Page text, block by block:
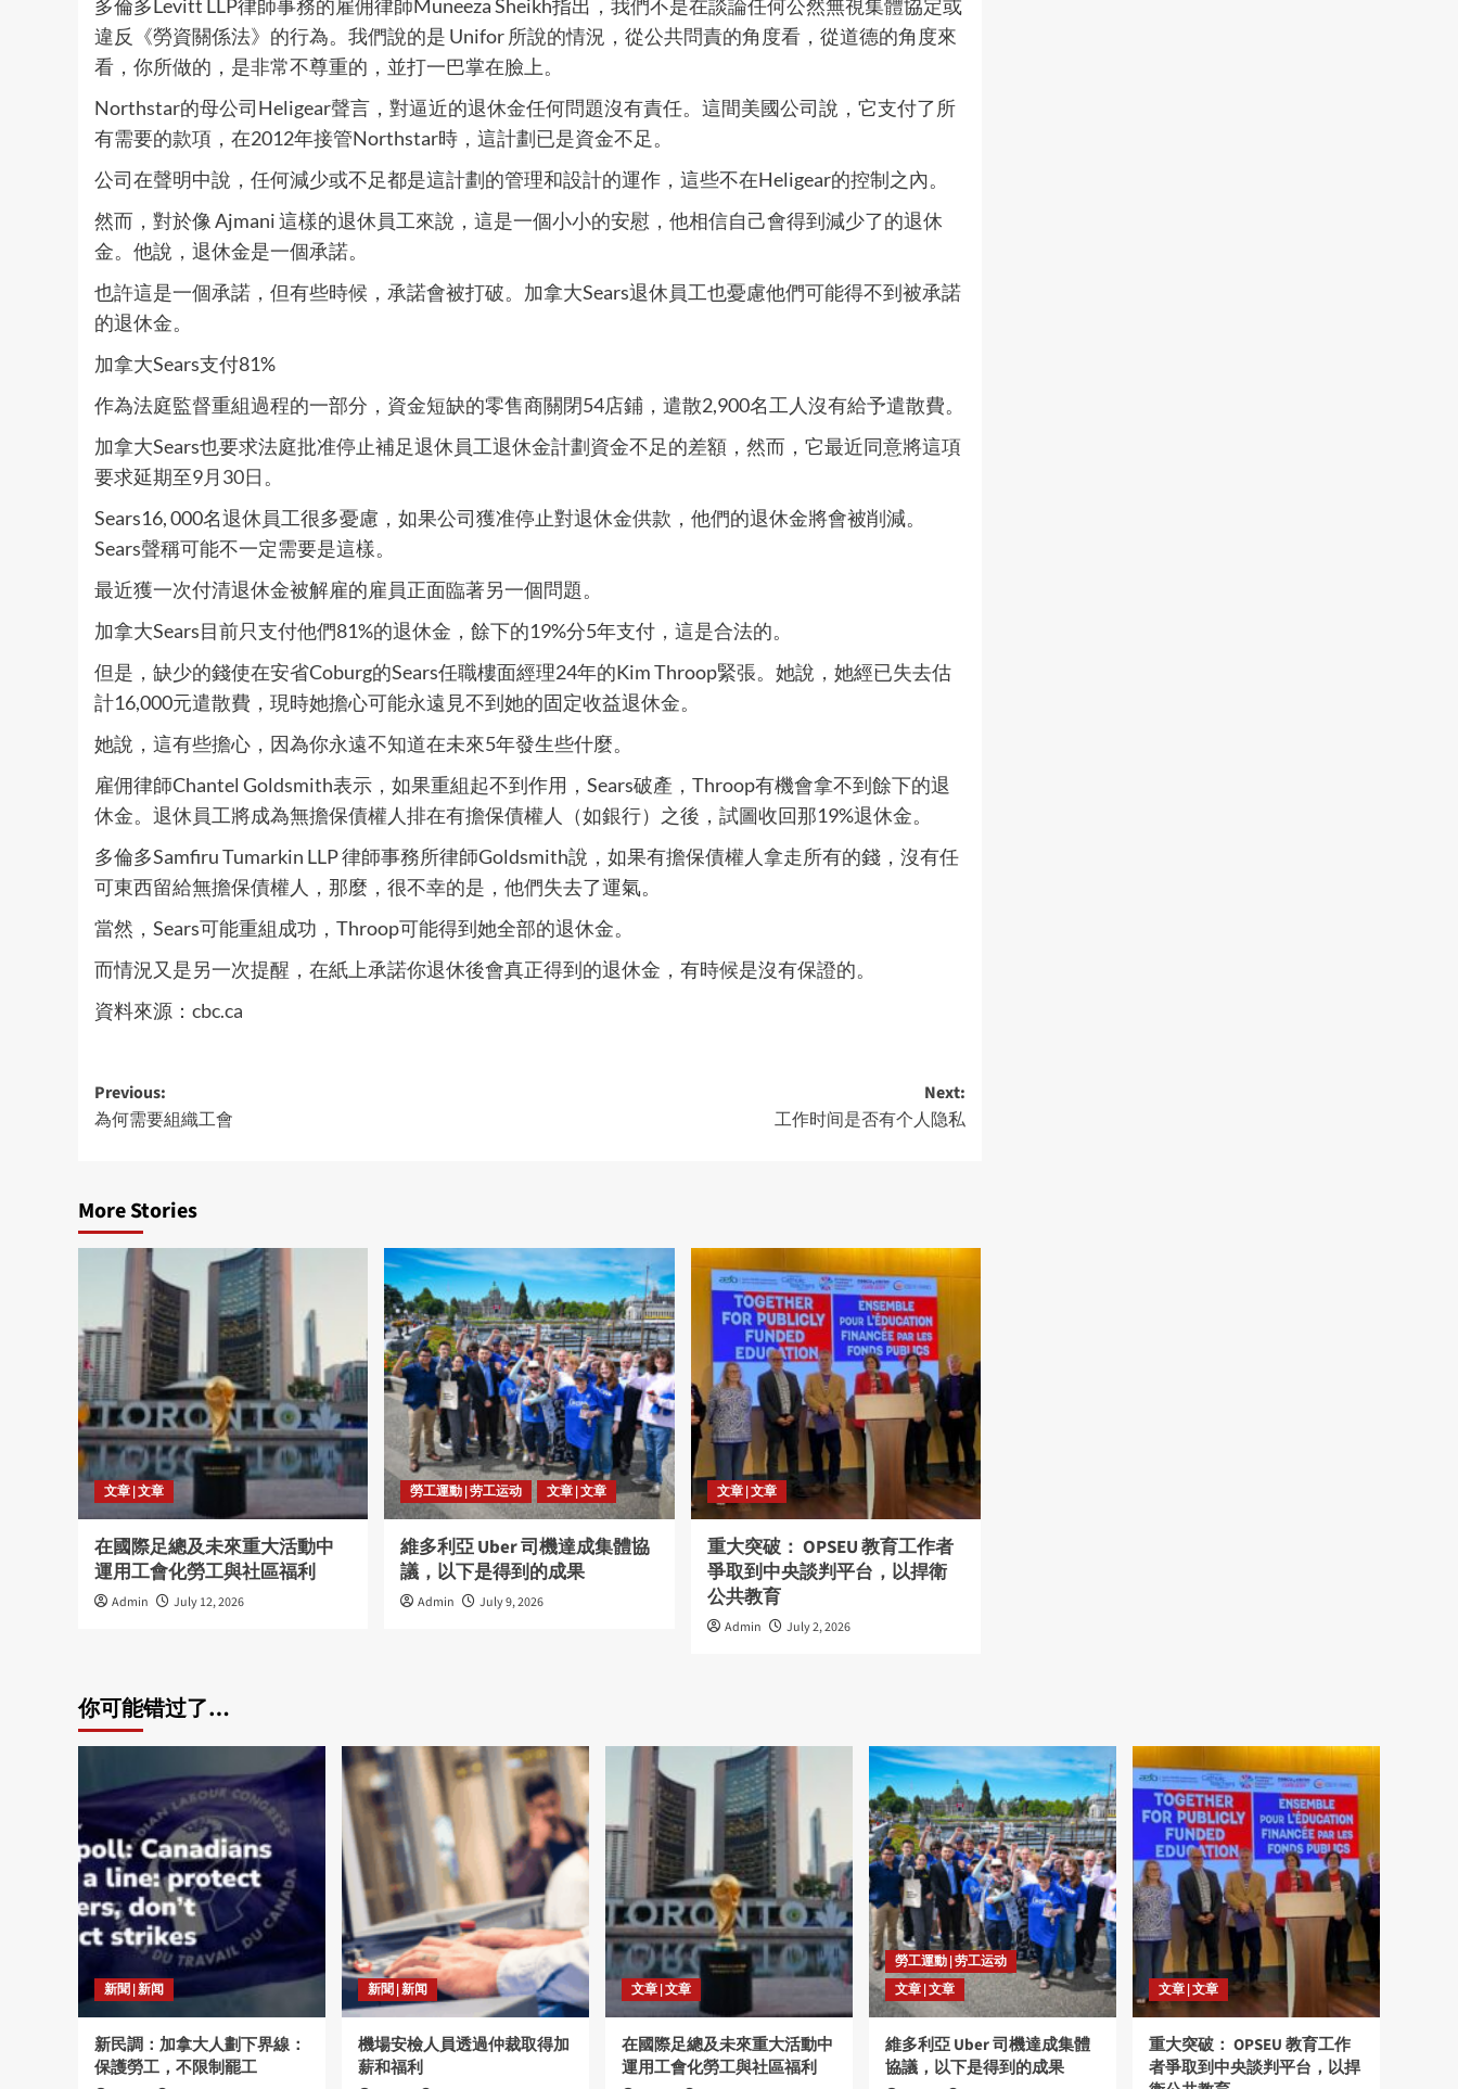
多倫多Levitt LLP律師事務的雇佣律師Muneeza Sheikh指出，我們不是在談論任何公然無視集體協定或
違反《勞資關係法》的行為。我們說的是 Unifor 所說的情況，從公共問責的角度看，從道德的角度來
看，你所做的，是非常不尊重的，並打一巴掌在臉上。
Northstar的母公司Heligear聲言，對逼近的退休金任何問題沒有責任。這間美國公司說，它支付了所
有需要的款項，在2012年接管Northstar時，這計劃已是資金不足。
公司在聲明中說，任何減少或不足都是這計劃的管理和設計的運作，這些不在Heligear的控制之內。
然而，對於像 Ajmani 這樣的退休員工來說，這是一個小小的安慰，他相信自己會得到減少了的退休
金。他說，退休金是一個承諾。
也許這是一個承諾，但有些時候，承諾會被打破。加拿大Sears退休員工也憂慮他們可能得不到被承諾
的退休金。
加拿大Sears支付81%
作為法庭監督重組過程的一部分，資金短缺的零售商關閉54店鋪，遣散2,900名工人沒有給予遣散費。
加拿大Sears也要求法庭批准停止補足退休員工退休金計劃資金不足的差額，然而，它最近同意將這項
要求延期至9月30日 。
Sears16, 000名退休員工很多憂慮，如果公司獲准停止對退休金供款，他們的退休金將會被削減。
Sears聲稱可能不一定需要是這樣。
最近獲一次付清退休金被解雇的雇員正面臨著另一個問題。
加拿大Sears目前只支付他們81%的退休金，餘下的19%分5年支付，這是合法的。
但是，缺少的錢使在安省Coburg的Sears任職樓面經理24年的Kim Throop緊張。她說，她經已失去估
計16,000元遣散費，現時她擔心可能永遠見不到她的固定收益退休金。
她說，這有些擔心，因為你永遠不知道在未來5年發生些什麼。
雇佣律師Chantel Goldsmith表示，如果重組起不到作用，Sears破產，Throop有機會拿不到餘下的退
休金。退休員工將成為無擔保債權人排在有擔保債權人（如銀行）之後，試圖收回那19%退休金。
多倫多Samfiru Tumarkin LLP 律師事務所律師Goldsmith說，如果有擔保債權人拿走所有的錢，沒有任
可東西留給無擔保債權人，那麼，很不幸的是，他們失去了運氣。
當然，Sears可能重組成功，Throop可能得到她全部的退休金。
而情況又是另一次提醒，在紙上承諾你退休後會真正得到的退休金，有時候是沒有保證的。
資料來源： cbc.ca
Post
navigation
Previous:
為何需要組織工會
Next:
工作时间是否有个人隐私
More Stories
文章 | 文章
在國際足總及未來重大活動中
運用工會化勞工與社區福利
Admin July 12, 2026
勞工運動 | 劳工运动 文章 | 文章
維多利亞 Uber 司機達成集體協
議，以下是得到的成果
Admin July 9, 2026
文章 | 文章
重大突破： OPSEU 教育工作者
爭取到中央談判平台，以捍衛
公共教育
Admin July 2, 2026
你可能错过了…
新聞 | 新闻
新民調：加拿大人劃下界線：
保護勞工，不限制罷工
新聞 | 新闻
機場安檢人員透過仲裁取得加
薪和福利
文章 | 文章
在國際足總及未來重大活動中
運用工會化勞工與社區福利
勞工運動 | 劳工运动
文章 | 文章
維多利亞 Uber 司機達成集體
協議，以下是得到的成果
文章 | 文章
重大突破： OPSEU 教育工作
者爭取到中央談判平台，以捍